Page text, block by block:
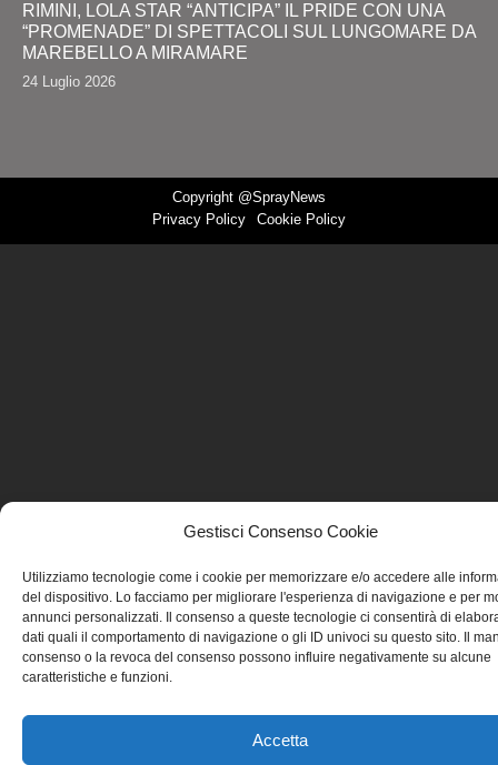
Gestisci Consenso Cookie
Utilizziamo tecnologie come i cookie per memorizzare e/o accedere alle
del dispositivo. Lo facciamo per migliorare l'esperienza di navigazione e per
annunci personalizzati. Il consenso a queste tecnologie ci consentirà di
dati quali il comportamento di navigazione o gli ID univoci su questo sito. Il
consenso o la revoca del consenso possono influire negativamente su alcune
caratteristiche e funzioni.
Accetta
RIMINI, LOLA STAR “ANTICIPA” IL PRIDE CON UNA
“PROMENADE” DI SPETTACOLI SUL LUNGOMARE DA
MAREBELLO A MIRAMARE
24 Luglio 2026
Copyright @SprayNews
Privacy Policy
Cookie Policy